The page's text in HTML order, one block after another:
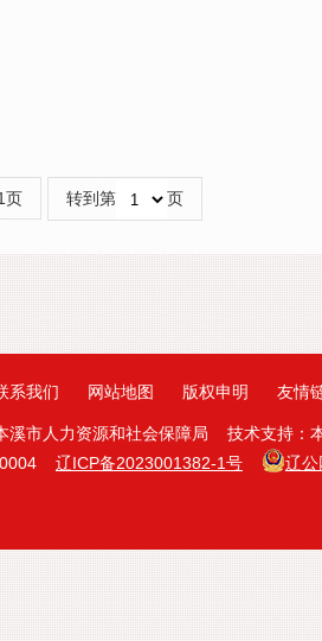
页 转到第 页
系我们 网站地图 版权申明 友情
溪市人力资源和社会保障局 技术支持：
辽ICP备2023001382-1号 辽